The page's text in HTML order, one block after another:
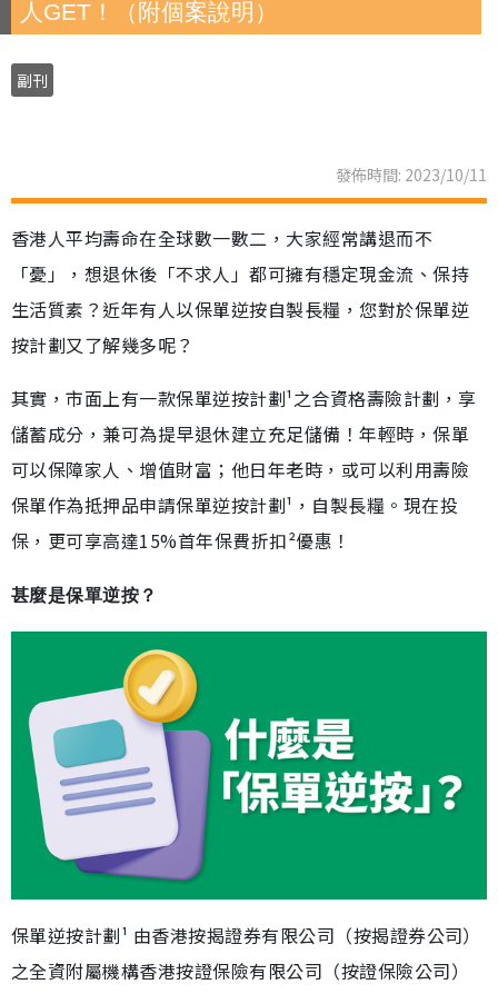
人GET！（附個案說明）
副刊
發佈時間: 2023/10/11
香港人平均壽命在全球數一數二，大家經常講退而不
「憂」，想退休後「不求人」都可擁有穩定現金流、保持
生活質素？近年有人以保單逆按自製長糧，您對於保單逆
按計劃又了解幾多呢？
其實，市面上有一款保單逆按計劃¹之合資格壽險計劃，享
儲蓄成分，兼可為提早退休建立充足儲備！年輕時，保單
可以保障家人、增值財富；他日年老時，或可以利用壽險
保單作為抵押品申請保單逆按計劃¹，自製長糧。現在投
保，更可享高達15%首年保費折扣²優惠！
甚麼是保單逆按？
保單逆按計劃¹ 由香港按揭證券有限公司（按揭證券公司）
之全資附屬機構香港按證保險有限公司（按證保險公司）